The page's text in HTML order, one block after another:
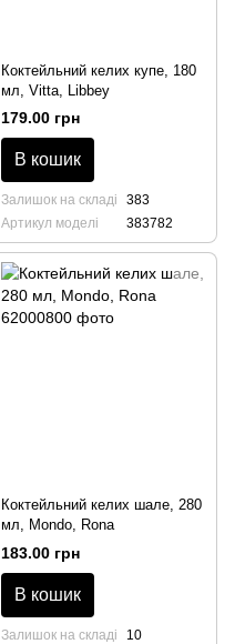
Коктейльний келих купе, 180
мл, Vitta, Libbey
179.00 грн
В кошик
Залишок на складі
383
Артикул моделі
383782
Коктейльний келих шале, 280
мл, Mondo, Rona
183.00 грн
В кошик
Залишок на складі
10